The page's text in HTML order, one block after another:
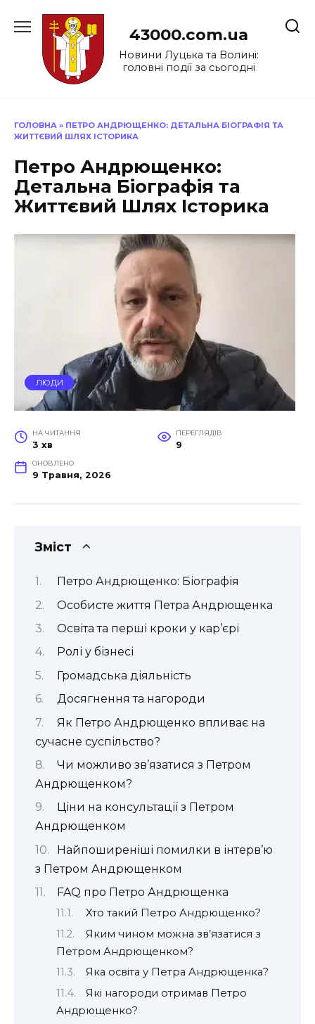
до
43000.com.ua
Новини Луцька та Волині:
головні події за сьогодні
ГОЛОВНА » ПЕТРО АНДРЮЩЕНКО: ДЕТАЛЬНА БІОГРАФІЯ ТА
ЖИТТЄВИЙ ШЛЯХ ІСТОРИКА
Петро Андрющенко:
Детальна Біографія та
Життєвий Шлях Історика
ЛЮДИ
НА ЧИТАННЯ
3 хв
ПЕРЕГЛЯДІВ
9
ОНОВЛЕНО
9 Травня, 2026
Зміст
Петро Андрющенко: Біографія
Особисте життя Петра Андрющенка
Освіта та перші кроки у кар’єрі
Ролі у бізнесі
Громадська діяльність
Досягнення та нагороди
Як Петро Андрющенко впливає на
сучасне суспільство?
Чи можливо зв’язатися з Петром
Андрющенком?
Ціни на консультації з Петром
Андрющенком
Найпоширеніші помилки в інтерв’ю
з Петром Андрющенком
FAQ про Петро Андрющенка
Хто такий Петро Андрющенко?
Яким чином можна зв’язатися з
Петром Андрющенком?
Яка освіта у Петра Андрющенка?
Які нагороди отримав Петро
Андрющенко?